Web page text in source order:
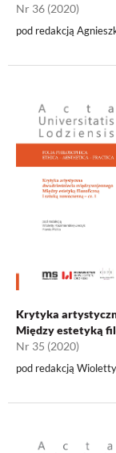
Nr 36 (2020)
pod redakcją
Krytyka
Między estetyką
Nr 35 (2020)
pod redakcją